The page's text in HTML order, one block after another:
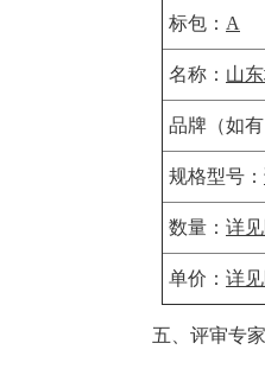
标包： A
名称： 山
品牌（如有
规格型号：
数量： 详
单价： 详
五、评审专